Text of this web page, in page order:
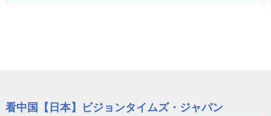
看中国【日本】ビジョンタイムズ・ジャパン